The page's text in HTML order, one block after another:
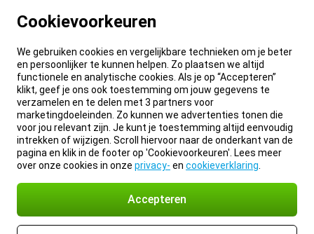
Cookievoorkeuren
We gebruiken cookies en vergelijkbare technieken om je beter
en persoonlijker te kunnen helpen. Zo plaatsen we altijd
functionele en analytische cookies. Als je op “Accepteren”
klikt, geef je ons ook toestemming om jouw gegevens te
verzamelen en te delen met 3 partners voor
marketingdoeleinden. Zo kunnen we advertenties tonen die
voor jou relevant zijn. Je kunt je toestemming altijd eenvoudig
intrekken of wijzigen. Scroll hiervoor naar de onderkant van de
pagina en klik in de footer op 'Cookievoorkeuren'. Lees meer
over onze cookies in onze privacy- en cookieverklaring
Accepteren